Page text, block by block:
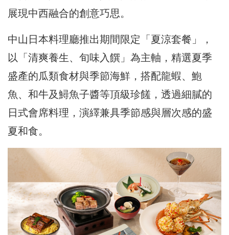
展現中西融合的創意巧思。
中山日本料理廳推出期間限定「夏涼套餐」，
以「清爽養生、旬味入饌」為主軸，精選夏季
盛產的瓜類食材與季節海鮮，搭配龍蝦、鮑
魚、和牛及鱘魚子醬等頂級珍饈，透過細膩的
日式會席料理，演繹兼具季節感與層次感的盛
夏和食。